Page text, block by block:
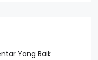
Yang Baik